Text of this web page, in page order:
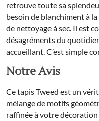
retrouve toute sa
besoin de blanchiment à la
de nettoyage à sec. Il est
désagréments du
accueillant. C’est simple
Notre Avis
Ce tapis Tweed est un
mélange de motifs
raffinée à votre